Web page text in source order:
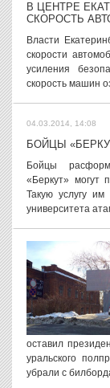
В ЦЕНТРЕ
СКОРОСТЬ
Власти
скорости
усиления
скорость машин
04.03.2014, 14:08
БОЙЦЫ
Бойцы
«Беркут» могут
Такую услугу им
университета
оставил
уральского
убрали с